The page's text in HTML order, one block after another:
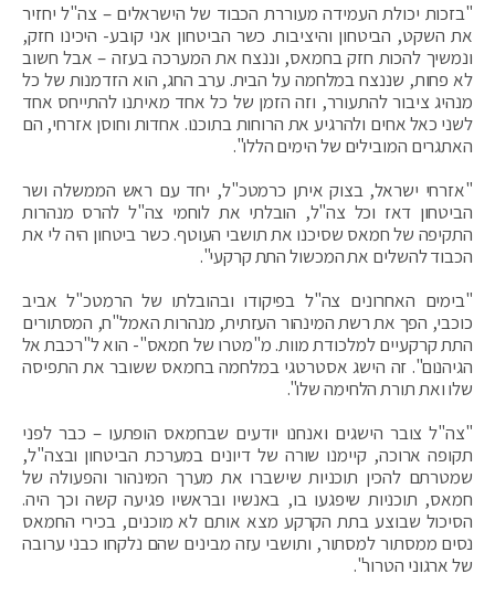
"בזכות יכולת העמידה מעוררת הכבוד של הישראלים – צה"ל יחזיר
את השקט, הביטחון והיציבות. כשר הביטחון אני קובע- היכינו חזק,
ונמשיך להכות חזק בחמאס, וננצח את המערכה בעזה – אבל חשוב
לא פחות, שננצח במלחמה על הבית. ערב החג, הוא הזדמנות של כל
מנהיג ציבור להתעורר, וזה הזמן של כל אחד מאיתנו להתייחס אחד
לשני כאל אחים ולהרגיע את הרוחות בתוכנו. אחדות וחוסן אזרחי, הם
האתגרים המובילים של הימים הללו".
"אזרחי ישראל, בצוק איתן כרמטכ"ל, יחד עם ראש הממשלה ושר
הביטחון דאז וכל צה"ל, הובלתי את לוחמי צה"ל להרס מנהרות
התקיפה של חמאס שסיכנו את תושבי העוטף. כשר ביטחון היה לי את
הכבוד להשלים את המכשול התת קרקעי".
"בימים האחרונים צה"ל בפיקודו ובהובלתו של הרמטכ"ל אביב
כוכבי, הפך את רשת המינהור העזתית, מנהרות האמל"ח, המסתורים
התת קרקעיים למלכודת מוות. מ"מטרו של חמאס"- הוא ל"רכבת אל
הגיהנום". זה הישג אסטרטגי במלחמה בחמאס ששובר את התפיסה
שלו ואת תורת הלחימה שלו".
"צה"ל צובר הישגים ואנחנו יודעים שבחמאס הופתעו – כבר לפני
תקופה ארוכה, קיימנו שורה של דיונים במערכת הביטחון ובצה"ל,
שמטרתם להכין תוכניות שישברו את מערך המינהור והפעולה של
חמאס, תוכניות שיפגעו בו, באנשיו ובראשיו פגיעה קשה וכך היה.
הסיכול שבוצע בתת הקרקע מצא אותם לא מוכנים, בכירי החמאס
נסים ממסתור למסתור, ותושבי עזה מבינים שהם נלקחו כבני ערובה
של ארגוני הטרור".